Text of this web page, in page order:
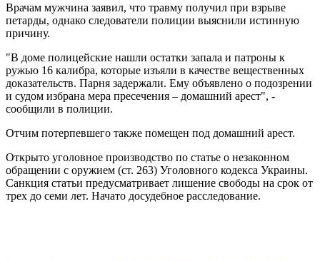
Врачам мужчина заявил, что травму получил при взрыве
петарды, однако следователи полиции выяснили истинную
причину.
"В доме полицейские нашли остатки запала и патроны к
ружью 16 калибра, которые изъяли в качестве вещественных
доказательств. Парня задержали. Ему объявлено о подозрении
и судом избрана мера пресечения – домашний арест", -
сообщили в полиции.
Отчим потерпевшего также помещен под домашний арест.
Открыто уголовное производство по статье о незаконном
обращении с оружием (ст. 263) Уголовного кодекса Украины.
Санкция статьи предусматривает лишение свободы на срок от
трех до семи лет. Начато досудебное расследование.